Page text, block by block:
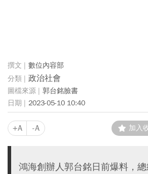
數位內容部
政治社會
郭台銘臉書
2023-05-10 10:40
+A -A 加入
鴻海創辦人郭台銘日前爆料，